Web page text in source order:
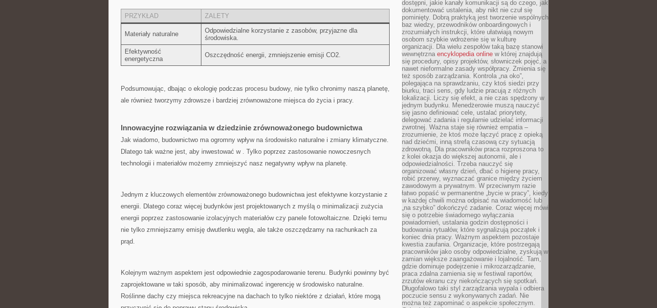
PRZYKŁAD ZALETY
Materiały naturalne
Odpowiedzialne korzystanie z zasobów, przyjazne dla
środowiska.
Efektywność
energetyczna
Oszczędność energii, zmniejszenie emisji CO2.
Podsumowując, dbając o ekologię podczas‍ procesu⁢ budowy, nie tylko chronimy naszą planetę,​
ale również ⁢tworzymy zdrowsze i bardziej zrównoważone miejsca do życia i pracy.
Innowacyjne rozwiązania ⁤w dziedzinie zrównoważonego budownictwa
Jak wiadomo, budownictwo ma ogromny ‌wpływ ⁣na środowisko naturalne i zmiany klimatyczne.
‌Dlatego tak ważne ⁢jest, aby ⁢inwestować w ‍. Tylko poprzez zastosowanie ‌nowoczesnych
⁢technologii⁢ i materiałów możemy​ zmniejszyć nasz⁤ negatywny wpływ na planetę.
Jednym z kluczowych elementów zrównoważonego ⁤budownictwa jest efektywne korzystanie z
energii. Dlatego coraz‍ więcej budynków jest ⁤projektowanych z myślą o minimalizacji zużycia
energii‍ poprzez‍ zastosowanie izolacyjnych⁤ materiałów czy panele fotowoltaiczne. Dzięki temu
nie tylko zmniejszamy emisję dwutlenku węgla, ale także oszczędzamy na ‌rachunkach⁢ za⁣
prąd.
Kolejnym ważnym aspektem jest‌ odpowiednie zagospodarowanie terenu. Budynki powinny być
zaprojektowane w taki sposób, aby minimalizować ingerencję w środowisko naturalne.
Roślinne dachy czy miejsca rekreacyjne na dachach to ⁢tylko niektóre z działań, ⁤które⁤ mogą
dostępni, jakie kanały komunikacji są do czego, jak
dokumentować ustalenia, aby nikt nie czuł się
pominięty. Dobrą praktyką jest tworzenie wspólnych
baz wiedzy, przewodników onboardingowych i
zrozumiałych instrukcji, które ułatwiają nowym
osobom szybkie wdrożenie się w kulturę
organizacji. Dla wielu zespołów taką bazę stanowi
wewnętrzna encyklopedia online w której znajdują
się procedury, opisy projektów, słowniczek pojęć, a
nawet nieformalne zasady współpracy. Zmienia się
też sposób zarządzania. Kontrola „na oko”,
polegająca na sprawdzaniu, czy ktoś siedzi przy
biurku, traci sens, gdy ludzie pracują z różnych
lokalizacji. Liczy się efekt, a nie czas spędzony w
jednym budynku. Menedżerowie muszą nauczyć
się jasno definiować cele, ustalać priorytety,
delegować zadania i regularnie udzielać informacji
zwrotnej. Ważna staje się również empatia –
zrozumienie, że ktoś może łączyć pracę z opieką
nad dziećmi, inną strefą czasową czy sytuacją
zdrowotną. Dla pracowników praca rozproszona to
z kolei okazja do większej autonomii, ale i
odpowiedzialności. Trzeba nauczyć się
organizować własny dzień, dbać o higienę pracy,
robić przerwy, wyznaczać granice między życiem
zawodowym a prywatnym. W przeciwnym razie
łatwo popaść w permanentne „bycie w pracy”, kiedy
w każdej chwili można odpisać na wiadomość lub
„na szybko” dokończyć zadanie. Coraz więcej mówi
się o potrzebie świadomego wyłączania
powiadomień, ustalania godzin dostępności i
budowania rytuałów, które sygnalizują początek i
koniec dnia pracy. Ważnym aspektem pozostaje
kwestia zaufania. Organizacje, które postrzegają
pracowników jako osoby odpowiedzialne, zyskują w
zamian większe zaangażowanie i lojalność. Tam,
gdzie dominuje podejrzenie i mikrozarządzanie,
praca zdalna zamienia się w festiwal raportów,
zrzutów ekranu czy niekończących się spotkań.
Długofalowo taki styl zarządzania wypala i odbiera
poczucie sensu z wykonywanych zadań. Nie
można też zapominać o aspekcie społecznym.